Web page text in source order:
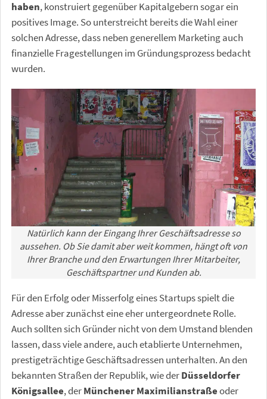
haben, konstruiert gegenüber Kapitalgebern sogar ein
positives Image. So unterstreicht bereits die Wahl einer
solchen Adresse, dass neben generellem Marketing auch
finanzielle Fragestellungen im Gründungsprozess bedacht
wurden.
Natürlich kann der Eingang Ihrer Geschäftsadresse so
aussehen. Ob Sie damit aber weit kommen, hängt oft von
Ihrer Branche und den Erwartungen Ihrer Mitarbeiter,
Geschäftspartner und Kunden ab.
Für den Erfolg oder Misserfolg eines Startups spielt die
Adresse aber zunächst eine eher untergeordnete Rolle.
Auch sollten sich Gründer nicht von dem Umstand blenden
lassen, dass viele andere, auch etablierte Unternehmen,
prestigeträchtige Geschäftsadressen unterhalten. An den
bekannten Straßen der Republik, wie derDüsseldorfer
Königsallee, derMünchener Maximilianstraßeoder